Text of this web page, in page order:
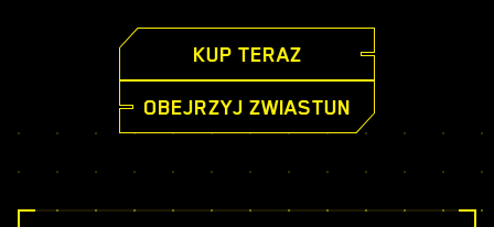
KUP TERAZ
OBEJRZYJ ZWIASTUN